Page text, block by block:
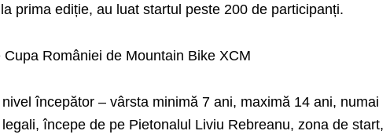
prima ediție, au luat startul peste 200 de participanți.
României de Mountain Bike XCM
începător – vârsta minimă 7 ani, maximă 14 ani, numai
începe de pe Pietonalul Liviu Rebreanu, zona de start,